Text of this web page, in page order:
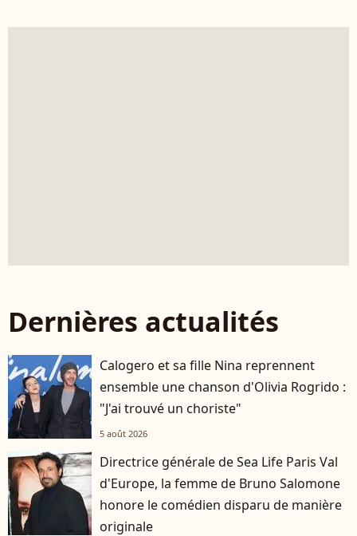
Dernières actualités
Calogero et sa fille Nina reprennent
ensemble une chanson d'Olivia Rogrido :
"J'ai trouvé un choriste"
5 août 2026
Directrice générale de Sea Life Paris Val
d'Europe, la femme de Bruno Salomone
honore le comédien disparu de manière
originale